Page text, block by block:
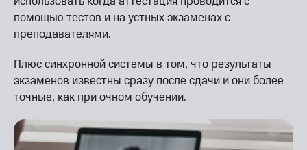
помощью тестов и на устных экзаменах с
преподавателями.
Плюс синхронной системы в том, что результаты
экзаменов известны сразу после сдачи и они более
точные, как при очном обучении.